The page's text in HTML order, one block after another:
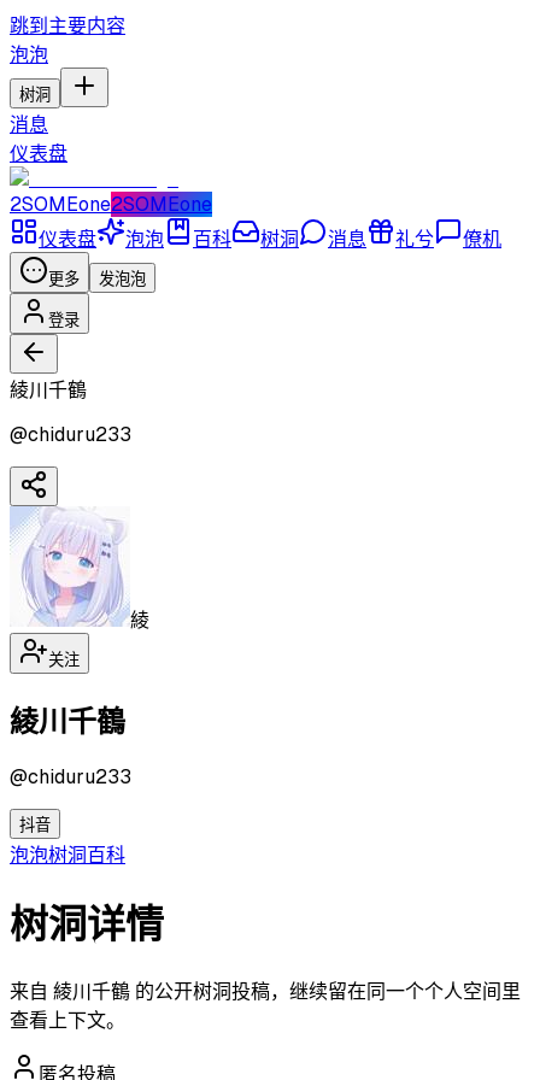
跳到主要内容
泡泡
树洞
消息
仪表盘
2SOMEone2SOMEone
仪表盘
泡泡 百科 树洞 消息 礼兮 僚机
更多 发泡泡
登录
綾川千鶴
@chiduru233
綾
关注
綾川千鶴
@chiduru233
抖音
泡泡树洞百科
树洞详情
来自 綾川千鶴 的公开树洞投稿，继续留在同一个个人空间里
查看上下文。
匿名投稿